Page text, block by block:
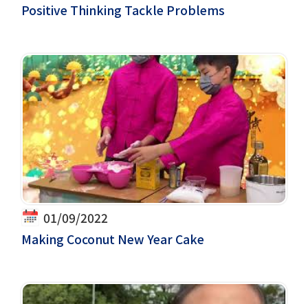
Positive Thinking Tackle Problems
01/09/2022
Making Coconut New Year Cake